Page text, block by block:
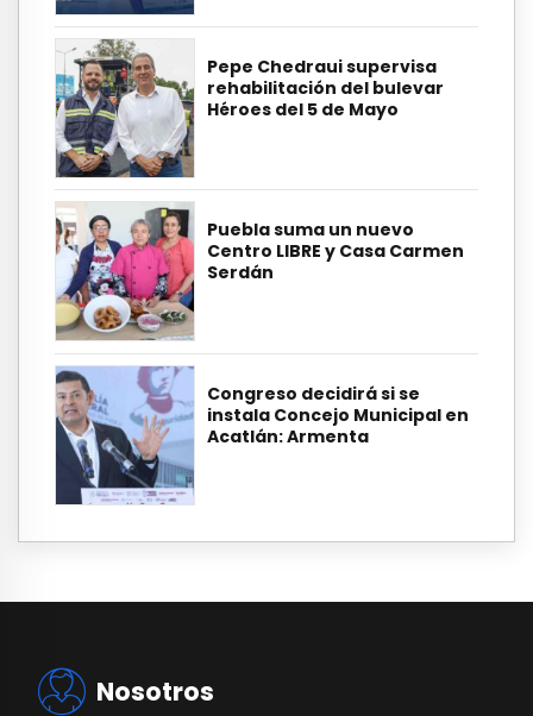
Pepe Chedraui supervisa
rehabilitación del bulevar
Héroes del 5 de Mayo
Puebla suma un nuevo
Centro LIBRE y Casa Carmen
Serdán
Congreso decidirá si se
instala Concejo Municipal en
Acatlán: Armenta
Nosotros